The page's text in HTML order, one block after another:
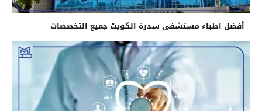
أفضل اطباء مستشفى سدرة الكويت جميع التخصصات